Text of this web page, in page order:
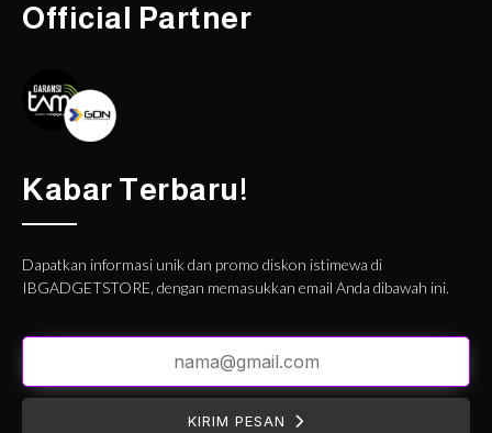
Official Partner
Kabar Terbaru!
Dapatkan informasi unik dan promo diskon istimewa di
IBGADGETSTORE, dengan memasukkan email Anda dibawah ini.
KIRIM PESAN